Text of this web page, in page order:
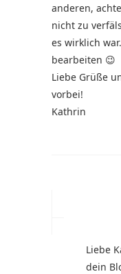
anderen,
nicht zu
es wirklich
bearbeiten 😉
Liebe Grüße
vorbei!
Kathrin
Liebe
dein